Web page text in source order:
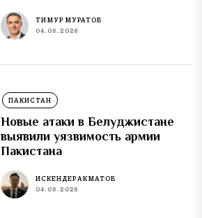
ТИМУР МУРАТОВ
04.08.2026
ПАКИСТАН
Новые атаки в Белуджистане
выявили уязвимость армии
Пакистана
ИСКЕНДЕР АКМАТОВ
04.08.2026